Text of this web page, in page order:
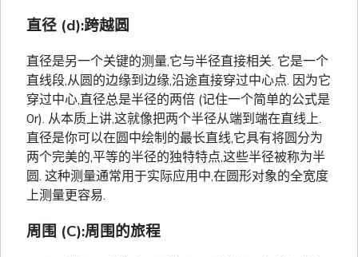
直径 (d):跨越圆
直径是另一个关键的测量,它与半径直接相关. 它是一个
直线段,从圆的边缘到边缘,沿途直接穿过中心点. 因为它
穿过中心,直径总是半径的两倍 (记住一个简单的公式是
0r). 从本质上讲,这就像把两个半径从端到端在直线上.
直径是你可以在圆中绘制的最长直线,它具有将圆分为
两个完美的,平等的半径的独特特点,这些半径被称为半
圆. 这种测量通常用于实际应用中,在圆形对象的全宽度
上测量更容易.
周围 (C):周围的旅程